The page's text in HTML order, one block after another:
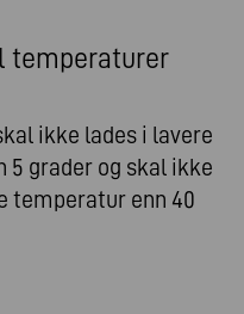
temperaturer
ikke lades i lavere
5 grader og skal ikke
temperatur enn 40